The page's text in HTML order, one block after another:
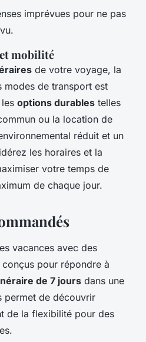
imprévues pour ne pas
mobilité
de votre voyage, la
modes de transport est
options durables telles
ou la location de
réduit et un
les horaires et la
votre temps de
de chaque jour.
vacances avec des
conçus pour répondre à
de 7 jours dans une
permet de découvrir
de la flexibilité pour des